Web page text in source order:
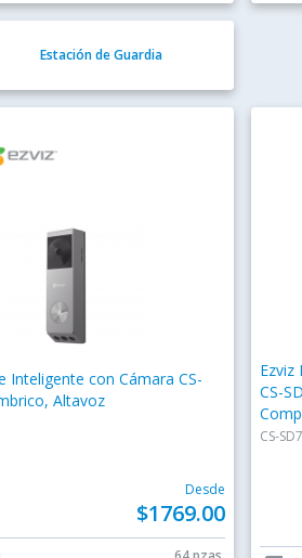
Estación de Guardia
Inteligente con Cámara CS-
Altavoz
Desde
$1769.00
CS-
CS-SD7